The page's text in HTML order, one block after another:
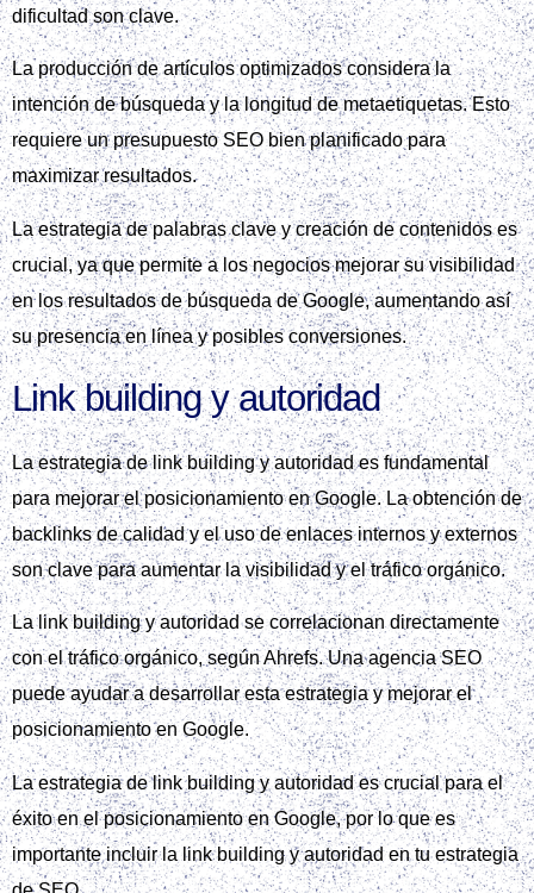
dificultad son clave.
La producción de artículos optimizados considera la
intención de búsqueda y la longitud de metaetiquetas. Esto
requiere un presupuesto SEO bien planificado para
maximizar resultados.
La estrategia de palabras clave y creación de contenidos es
crucial, ya que permite a los negocios mejorar su visibilidad
en los resultados de búsqueda de Google, aumentando así
su presencia en línea y posibles conversiones.
Link building y autoridad
La estrategia de link building y autoridad es fundamental
para mejorar el posicionamiento en Google. La obtención de
backlinks de calidad y el uso de enlaces internos y externos
son clave para aumentar la visibilidad y el tráfico orgánico.
La link building y autoridad se correlacionan directamente
con el tráfico orgánico, según Ahrefs. Una agencia SEO
puede ayudar a desarrollar esta estrategia y mejorar el
posicionamiento en Google.
La estrategia de link building y autoridad es crucial para el
éxito en el posicionamiento en Google, por lo que es
importante incluir la link building y autoridad en tu estrategia